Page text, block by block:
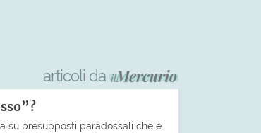
articoli da
su presupposti paradossali che è